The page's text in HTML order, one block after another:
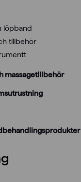
löpband
tillbehör
massagetillbehör